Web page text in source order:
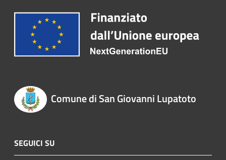
Comune di San Giovanni Lupatoto
SEGUICI SU